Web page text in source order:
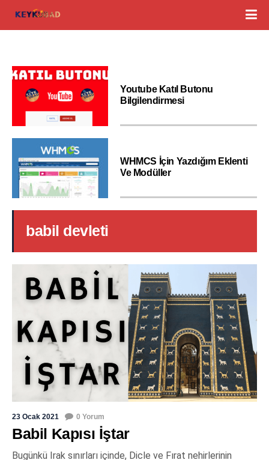
Youtube Katıl Butonu
Bilgilendirmesi
WHMCS İçin Yazdığım Eklenti
Ve Modüller
babil devleti
23 Ocak 2021 0 Yorum
Babil Kapısı İştar
Bugünkü Irak sınırları içinde, Dicle ve Fırat nehirlerinin